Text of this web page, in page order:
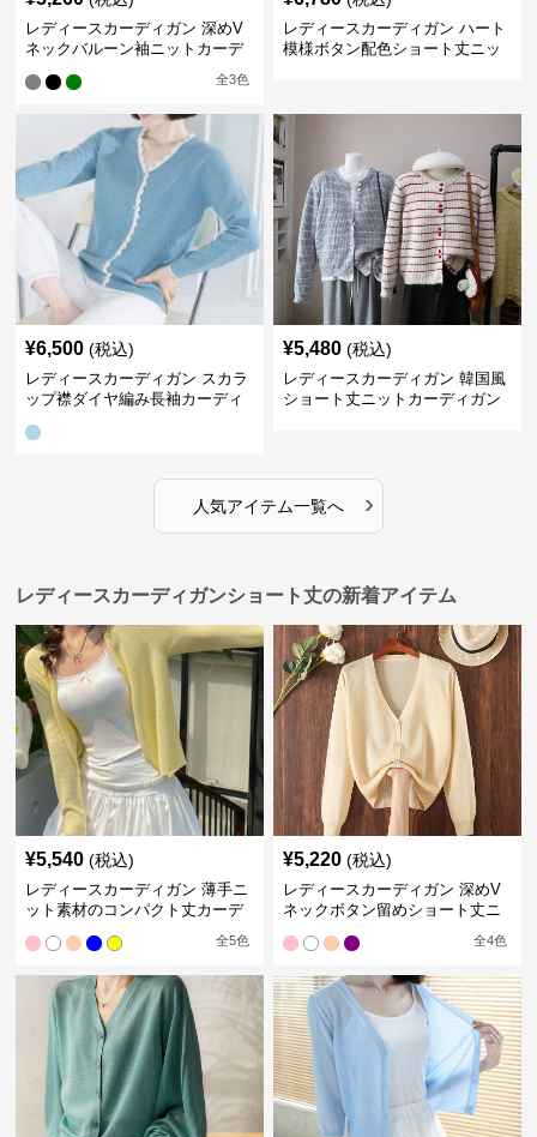
レディースカーディガン 深めV
ネックバルーン袖ニットカーデ
全3色
レディースカーディガン ハート
模様ボタン配色ショート丈ニッ
¥6,500 (税込)
レディースカーディガン スカラ
ップ襟ダイヤ編み長袖カーディ
¥5,480 (税込)
レディースカーディガン 韓国風
ショート丈ニットカーディガン
人気アイテム一覧へ ›
レディースカーディガンショート丈の新着アイテム
¥5,540 (税込)
レディースカーディガン 薄手ニ
ット素材のコンパクト丈カーデ
全5色
¥5,220 (税込)
レディースカーディガン 深めV
ネックボタン留めショート丈ニ
全4色